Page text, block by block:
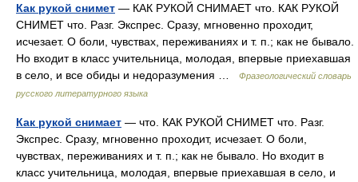
Как рукой снимет — КАК РУКОЙ СНИМАЕТ что. КАК РУКОЙ
СНИМЕТ что. Разг. Экспрес. Сразу, мгновенно проходит,
исчезает. О боли, чувствах, переживаниях и т. п.; как не бывало.
Но входит в класс учительница, молодая, впервые приехавшая
в село, и все обиды и недоразумения …
Фразеологический словарь
русского литературного языка
Как рукой снимает — что. КАК РУКОЙ СНИМЕТ что. Разг.
Экспрес. Сразу, мгновенно проходит, исчезает. О боли,
чувствах, переживаниях и т. п.; как не бывало. Но входит в
класс учительница, молодая, впервые приехавшая в село, и